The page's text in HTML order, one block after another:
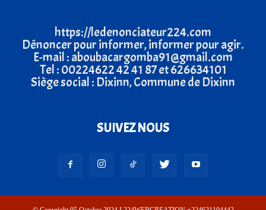
https://ledenonciateur224.com
Dénoncer pour informer, informer pour agir.
E-mail : aboubacargomba91@gmail.com
Tel : 00224622 42 41 87 et 626634101
Siège social : Dixinn, Commune de Dixinn
SUIVEZ NOUS